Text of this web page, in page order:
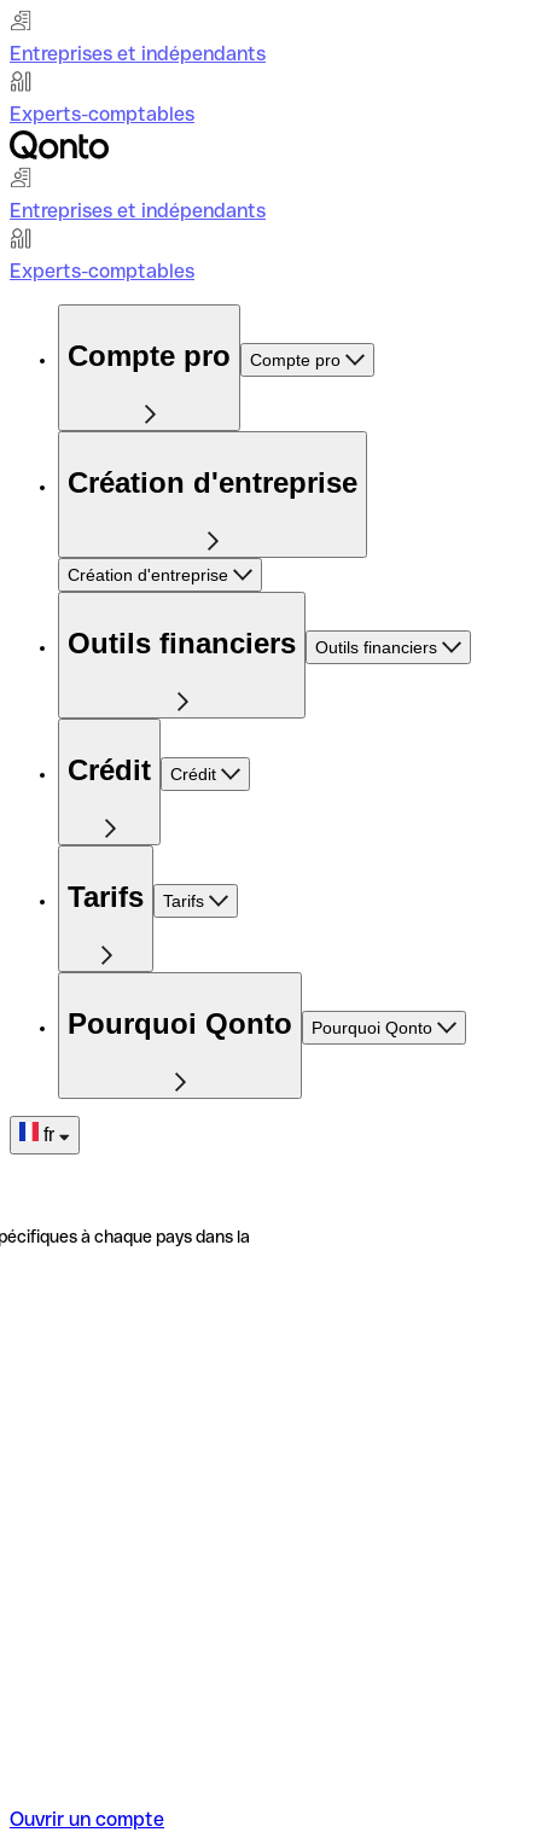
Entreprises et indépendants
Experts-comptables
Entreprises et indépendants
Experts-comptables
Compte pro Compte pro
Création d'entreprise
Création d'entreprise
Outils financiers Outils financiers
Crédit Crédit
Tarifs Tarifs
Pourquoi Qonto Pourquoi Qonto
fr
à chaque pays dans la
Ouvrir un compte